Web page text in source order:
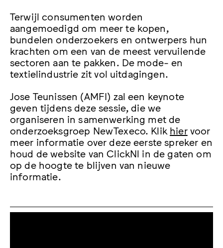
Terwijl consumenten worden
aangemoedigd om meer te kopen,
bundelen onderzoekers en ontwerpers hun
krachten om een van de meest vervuilende
sectoren aan te pakken. De mode- en
textielindustrie zit vol uitdagingen.
Jose Teunissen (AMFI) zal een keynote
geven tijdens deze sessie, die we
organiseren in samenwerking met de
onderzoeksgroep NewTexeco. Klik hiervoor
meer informatie over deze eerste spreker en
houd de website van ClickNl in de gaten om
op de hoogte te blijven van nieuwe
informatie.